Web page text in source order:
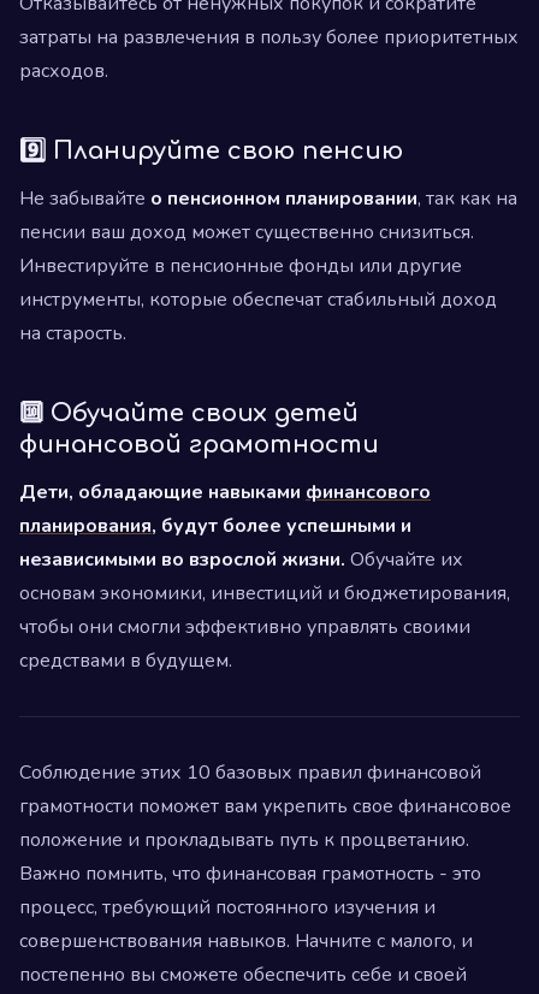
затраты на развлечения в пользу более приоритетных
расходов.
9️⃣ Планируйте свою пенсию
Не забывайте о пенсионном планировании, так как на
пенсии ваш доход может существенно снизиться.
Инвестируйте в пенсионные фонды или другие
инструменты, которые обеспечат стабильный доход
на старость.
🔟 Обучайте своих детей
финансовой грамотности
Дети, обладающие навыками финансового
планирования, будут более успешными и
независимыми во взрослой жизни. Обучайте их
основам экономики, инвестиций и бюджетирования,
чтобы они смогли эффективно управлять своими
средствами в будущем.
Соблюдение этих 10 базовых правил финансовой
грамотности поможет вам укрепить свое финансовое
положение и прокладывать путь к процветанию.
Важно помнить, что финансовая грамотность - это
процесс, требующий постоянного изучения и
совершенствования навыков. Начните с малого, и
постепенно вы сможете обеспечить себе и своей